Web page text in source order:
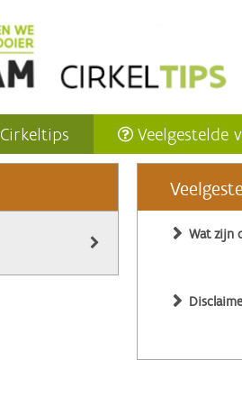
Cirkeltips Veelgestelde
Wat zijn